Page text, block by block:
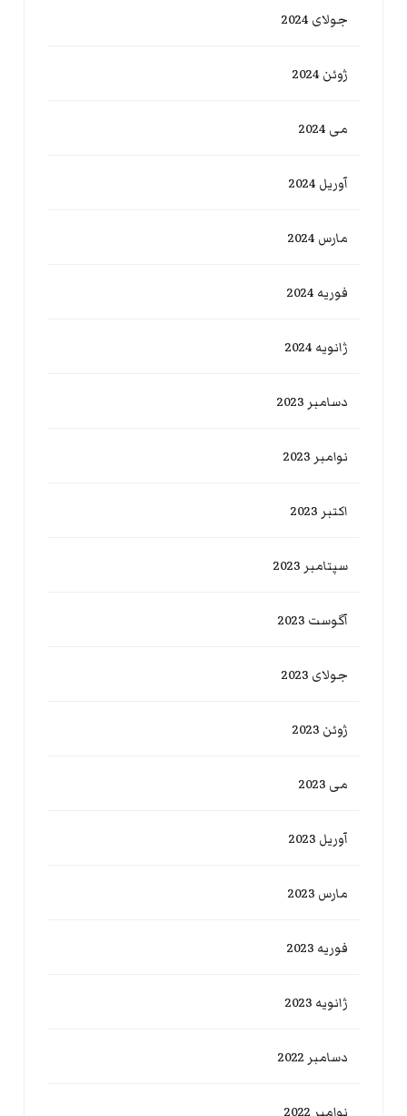
جولای 2024
ژوئن 2024
می 2024
آوریل 2024
مارس 2024
فوریه 2024
ژانویه 2024
دسامبر 2023
نوامبر 2023
اکتبر 2023
سپتامبر 2023
آگوست 2023
جولای 2023
ژوئن 2023
می 2023
آوریل 2023
مارس 2023
فوریه 2023
ژانویه 2023
دسامبر 2022